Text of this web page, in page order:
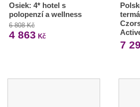
Osiek: 4* hotel s
polopenzí a wellness
6 808 Kč
4 863 Kč
7